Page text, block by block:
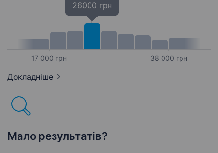
17 000 грн
26000 грн
38 000 грн
Докладніше
Мало результатів?